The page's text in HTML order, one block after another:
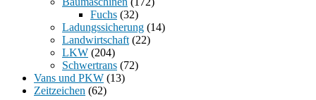
Fuchs (32)
Ladungssicherung (14)
Landwirtschaft (22)
LKW (204)
Schwertrans (72)
Vans und PKW (13)
Zeitzeichen (62)